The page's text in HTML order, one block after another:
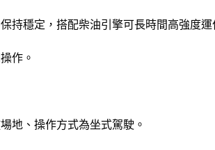
持穩定，搭配柴油引擎可長時間高強度運
作。
地、操作方式為坐式駕駛。